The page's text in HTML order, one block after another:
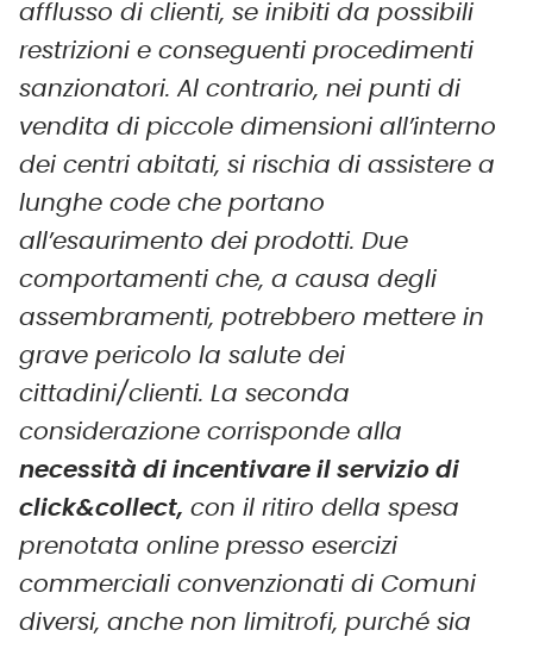
afflusso di clienti, se inibiti da possibili
restrizioni e conseguenti procedimenti
sanzionatori. Al contrario, nei punti di
vendita di piccole dimensioni all’interno
dei centri abitati, si rischia di assistere a
lunghe code che portano
all’esaurimento dei prodotti. Due
comportamenti che, a causa degli
assembramenti, potrebbero mettere in
grave pericolo la salute dei
cittadini/clienti. La seconda
considerazione corrisponde alla
necessità di incentivare il servizio di
click&collect, con il ritiro della spesa
prenotata online presso esercizi
commerciali convenzionati di Comuni
diversi, anche non limitrofi, purché sia